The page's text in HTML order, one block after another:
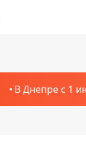
В Днепре с 1